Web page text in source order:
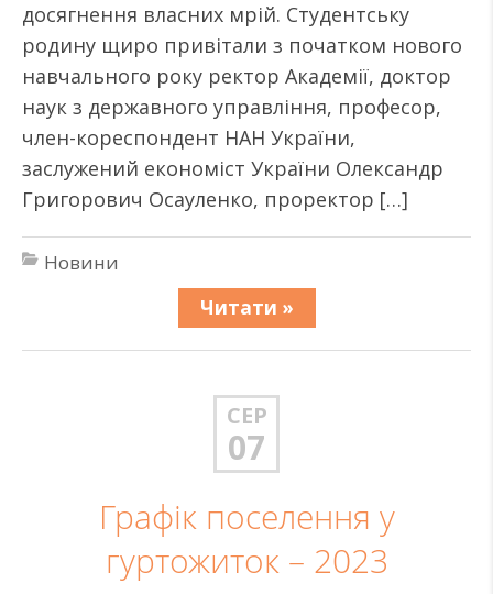
досягнення власних мрій. Студентську
родину щиро привітали з початком нового
навчального року ректор Академії, доктор
наук з державного управління, професор,
член-кореспондент НАН України,
заслужений економіст України Олександр
Григорович Осауленко, проректор […]
Новини
Читати »
СЕР
07
Графік поселення у
гуртожиток – 2023